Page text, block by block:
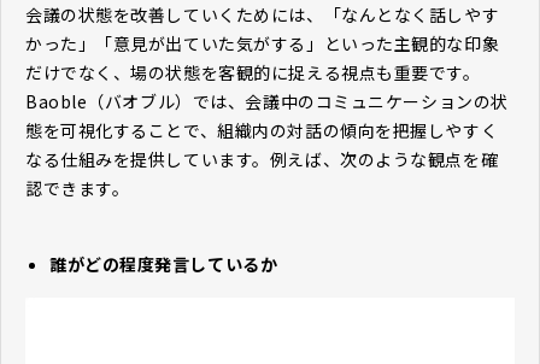
会議の状態を改善していくためには、「なんとなく話しやす
かった」「意見が出ていた気がする」といった主観的な印象
だけでなく、場の状態を客観的に捉える視点も重要です。
Baoble（バオブル）では、会議中のコミュニケーションの状
態を可視化することで、組織内の対話の傾向を把握しやすく
なる仕組みを提供しています。例えば、次のような観点を確
認できます。
誰がどの程度発言しているか